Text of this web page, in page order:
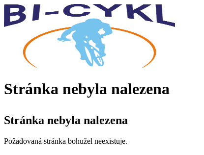
Stránka nebyla nalezena
Stránka nebyla nalezena
Požadovaná stránka bohužel neexistuje.